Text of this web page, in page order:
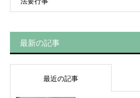
最新の記事
最近の記事